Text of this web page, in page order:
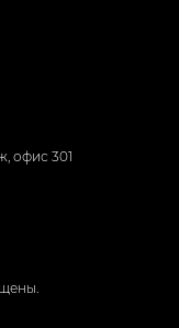
офис 301